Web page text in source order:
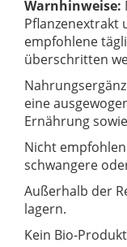
Warnhinweise:
Pflanzenextrakt
empfohlene
überschritten
eine
Ernährung
Nicht
schwangere
Außerhalb der
lagern.
Kein Bio-